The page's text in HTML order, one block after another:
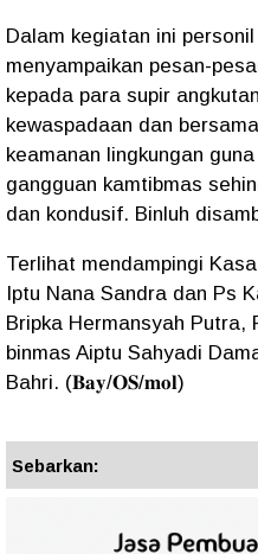
Dalam kegiatan ini
menyampaikan pesan-
kepada para supir
kewaspadaan dan
keamanan lingkungan
gangguan kamtibmas
dan kondusif. Binluh
Terlihat mendampingi
Iptu Nana Sandra dan Ps
Bripka Hermansyah Putra,
binmas Aiptu Sahyadi
Bahri. (𝐁𝐚𝐲/𝐎𝐒/𝐦𝐨𝐥)
Sebarkan: